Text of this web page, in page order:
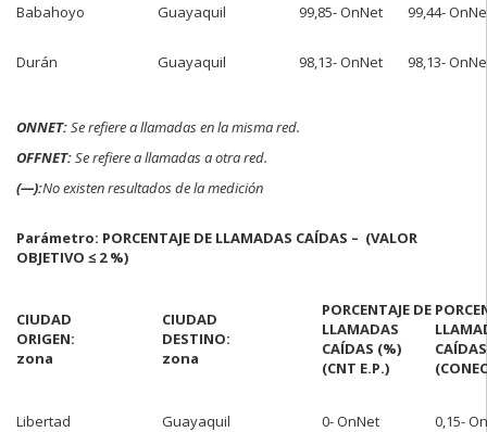
Babahoyo Guayaquil 99,85- OnNet 99,44-
Durán Guayaquil 98,13- OnNet 98,13-
ONNET:Se refiere a llamadas en la misma red.
OFFNET:Se refiere a llamadas a otra red.
(—):No existen resultados de la medición
Parámetro: PORCENTAJE DE LLAMADAS CAÍDAS – (VALOR
OBJETIVO ≤ 2 %)
CIUDAD
ORIGEN:
zona
CIUDAD
DESTINO:
zona
PORCENTAJE DE
LLAMADAS
CAÍDAS (%)
(CNT E.P.)
Libertad Guayaquil 0- OnNet 0,15-